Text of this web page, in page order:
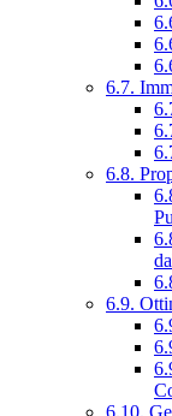
6.7.
6.8.
6.9.
6.10.